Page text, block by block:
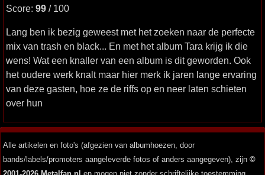
Score: 99 / 100
Lang ben ik bezig geweest met het zoeken naar de perfecte
mix van trash en black... En met het album Tara krijg ik die
wens! Wat een knaller van een album is dit geworden. Ook
het oudere werk knalt maar hier merk ik jaren lange ervaring
van deze gasten, hoe ze de riffs op en neer laten schieten
over hun
Alle artikelen en foto's (afgezien van albumhoezen, door
bands/labels/promoters aangeleverde fotos of anders aangegeven), zijn ©